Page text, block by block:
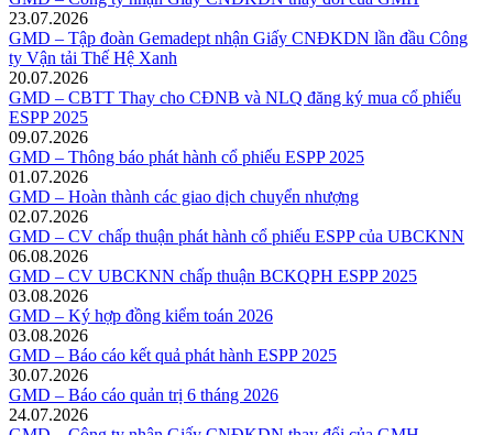
23.07.2026
GMD – Tập đoàn Gemadept nhận Giấy CNĐKDN lần đầu Công
ty Vận tải Thế Hệ Xanh
20.07.2026
GMD – CBTT Thay cho CĐNB và NLQ đăng ký mua cổ phiếu
ESPP 2025
09.07.2026
GMD – Thông báo phát hành cổ phiếu ESPP 2025
01.07.2026
GMD – Hoàn thành các giao dịch chuyển nhượng
02.07.2026
GMD – CV chấp thuận phát hành cổ phiếu ESPP của UBCKNN
06.08.2026
GMD – CV UBCKNN chấp thuận BCKQPH ESPP 2025
03.08.2026
GMD – Ký hợp đồng kiểm toán 2026
03.08.2026
GMD – Báo cáo kết quả phát hành ESPP 2025
30.07.2026
GMD – Báo cáo quản trị 6 tháng 2026
24.07.2026